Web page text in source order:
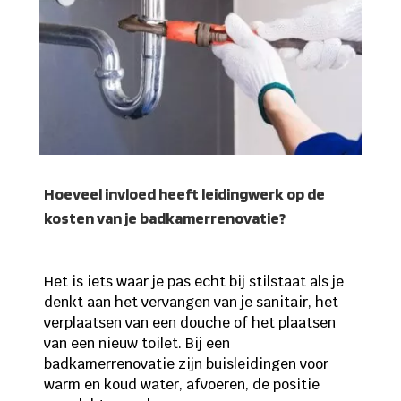
Hoeveel invloed heeft leidingwerk op de
kosten van je badkamerrenovatie?
Het is iets waar je pas echt bij stilstaat als je
denkt aan het vervangen van je sanitair, het
verplaatsen van een douche of het plaatsen
van een nieuw toilet. Bij een
badkamerrenovatie zijn buisleidingen voor
warm en koud water, afvoeren, de positie